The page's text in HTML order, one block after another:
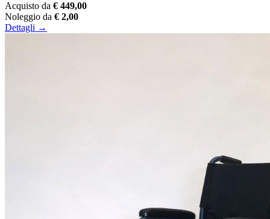
Acquisto da € 449,00
Noleggio da € 2,00
Dettagli →